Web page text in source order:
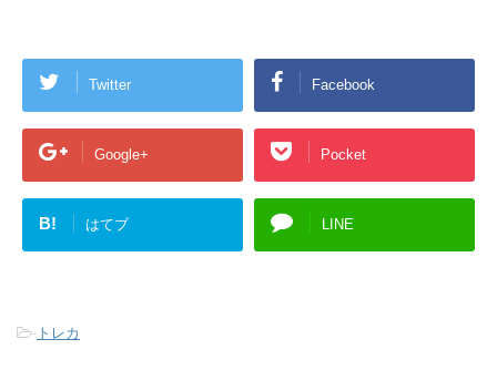
Twitter Facebook
Google+ Pocket
B! はてブ LINE
- トレカ